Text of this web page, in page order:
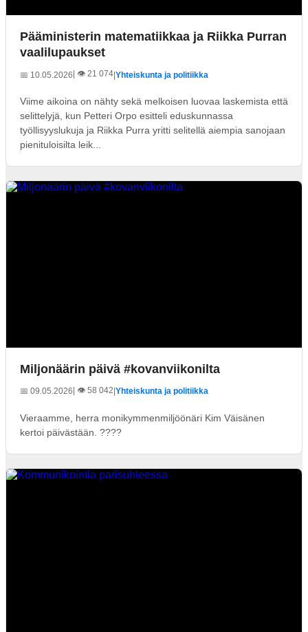
Pääministerin matematiikkaa ja Riikka Purran
vaalilupaukset
📅 10.05.2026 | 👁️ 21 074|Yhteiskunta ja politiikka
Viime aikoina on nähty sekä melkoisen luovaa laskemista että
selittelyjä, kun Petteri Orpo esitteli eduskunnassa
työllisyyslukuja ja Riikka Purra yritti selitellä aiempia sanojaan
pienituloisilta leik...
Miljonäärin päivä #kovanviikonilta
📅 09.05.2026| 👁️ 58 042 Yhteiskunta ja politiikka
Vieraamme, herra monikymmenmiljöönäri Kim Väisänen
kertoi päivästään. ????